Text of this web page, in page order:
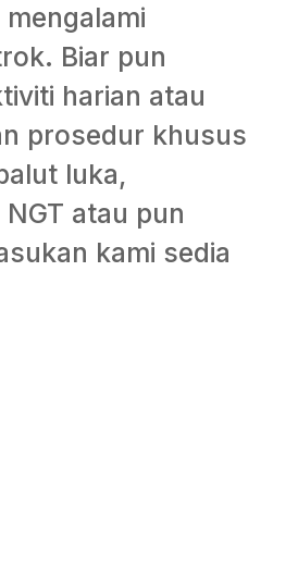
Biar pun
harian atau
prosedur khusus
luka,
atau pun
kami sedia